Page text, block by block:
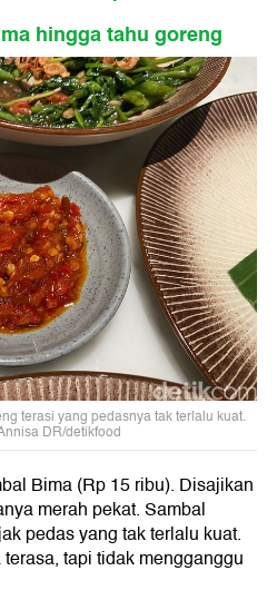
hingga tahu goreng
terasi yang pedasnya tak terlalu kuat.
DR/detikfood
Bima (Rp 15 ribu). Disajikan
merah pekat. Sambal
pedas yang tak terlalu kuat.
tapi tidak mengganggu